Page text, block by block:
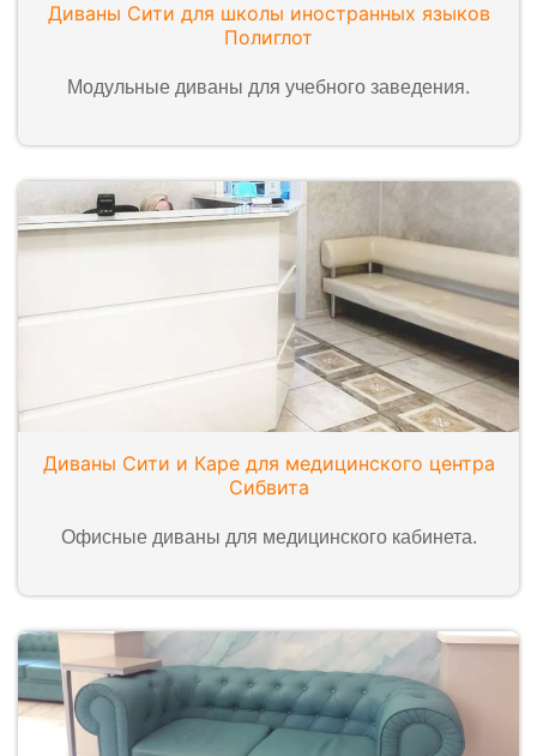
Диваны Сити для школы иностранных языков
Полиглот
Модульные диваны для учебного заведения.
Диваны Сити и Каре для медицинского центра
Сибвита
Офисные диваны для медицинского кабинета.